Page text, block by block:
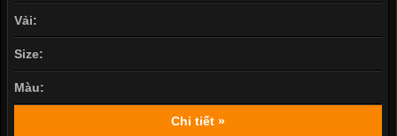
Vải:
Size:
Màu:
Chi tiết »